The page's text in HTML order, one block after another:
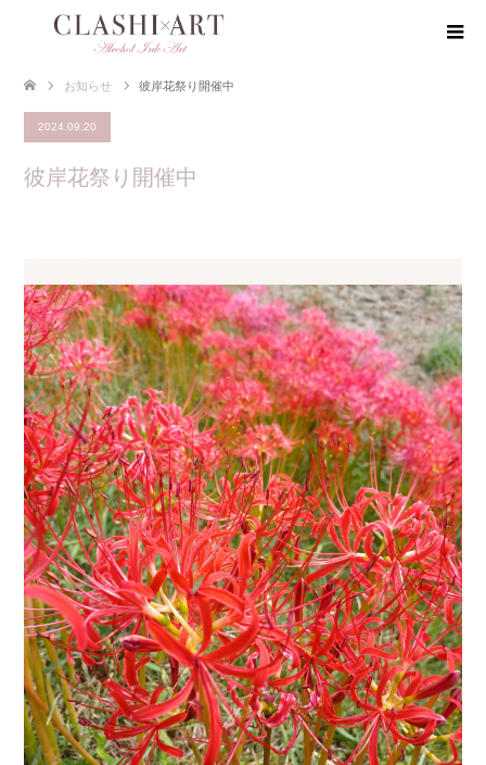
お知らせ 彼岸花祭り開催中
2024.09.20
彼岸花祭り開催中